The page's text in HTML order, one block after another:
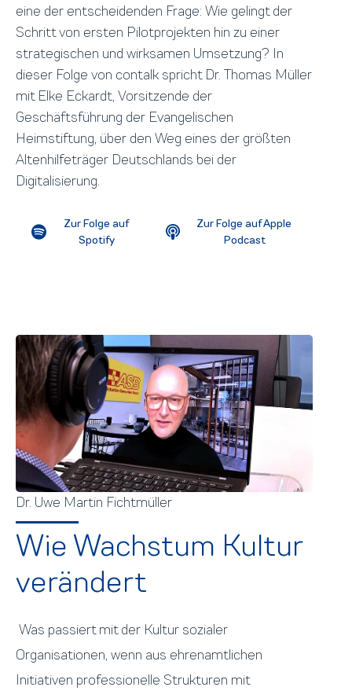
eine der entscheidenden Frage: Wie gelingt der
Schritt von ersten Pilotprojekten hin zu einer
strategischen und wirksamen Umsetzung? In
dieser Folge von contalk spricht Dr. Thomas Müller
mit Elke Eckardt, Vorsitzende der
Geschäftsführung der Evangelischen
Heimstiftung, über den Weg eines der größten
Altenhilfeträger Deutschlands bei der
Digitalisierung.
Zur Folge auf
Spotify
Zur Folge auf Apple
Podcast
Dr. Uwe Martin Fichtmüller
Wie Wachstum Kultur
verändert
Was passiert mit der Kultur sozialer
Organisationen, wenn aus ehrenamtlichen
Initiativen professionelle Strukturen mit